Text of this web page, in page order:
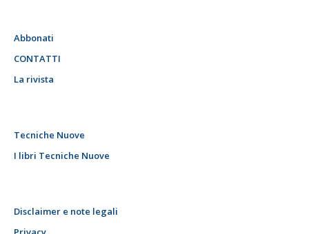
Abbonati
CONTATTI
La rivista
Tecniche Nuove
I libri Tecniche Nuove
Disclaimer e note legali